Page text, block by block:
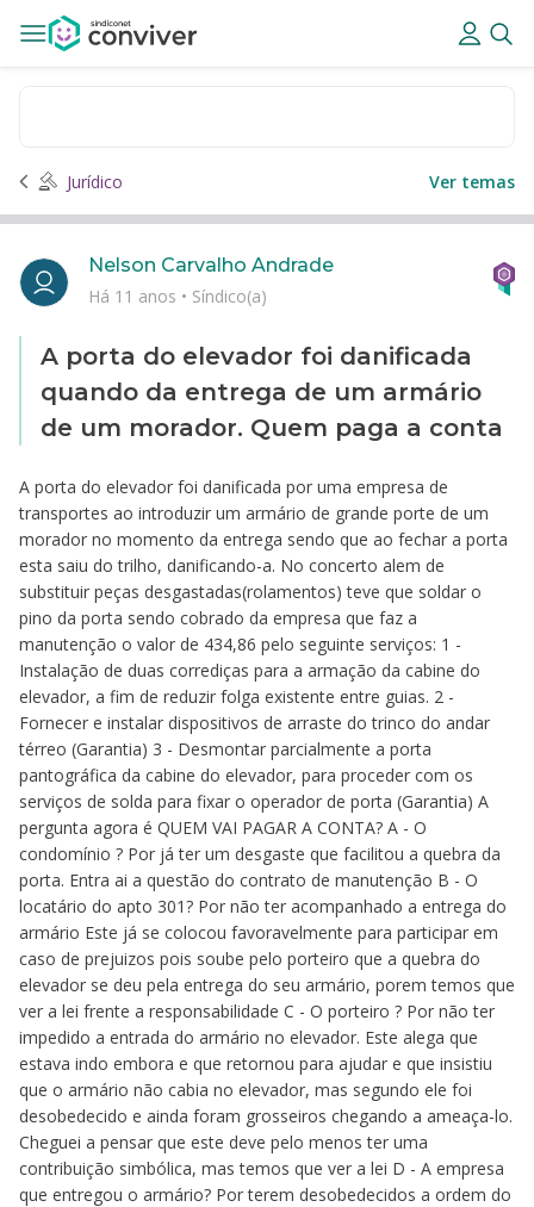
Jurídico Ver temas
A porta do elevador foi danificada
quando da entrega de um armário
de um morador. Quem paga a conta
A porta do elevador foi danificada por uma empresa de
transportes ao introduzir um armário de grande porte de um
morador no momento da entrega sendo que ao fechar a porta
esta saiu do trilho, danificando-a. No concerto alem de
substituir peças desgastadas(rolamentos) teve que soldar o
pino da porta sendo cobrado da empresa que faz a
manutenção o valor de 434,86 pelo seguinte serviços: 1 -
Instalação de duas corrediças para a armação da cabine do
elevador, a fim de reduzir folga existente entre guias. 2 -
Fornecer e instalar dispositivos de arraste do trinco do andar
térreo (Garantia) 3 - Desmontar parcialmente a porta
pantográfica da cabine do elevador, para proceder com os
serviços de solda para fixar o operador de porta (Garantia) A
pergunta agora é QUEM VAI PAGAR A CONTA? A - O
condomínio ? Por já ter um desgaste que facilitou a quebra da
porta. Entra ai a questão do contrato de manutenção B - O
locatário do apto 301? Por não ter acompanhado a entrega do
armário Este já se colocou favoravelmente para participar em
caso de prejuizos pois soube pelo porteiro que a quebra do
elevador se deu pela entrega do seu armário, porem temos que
ver a lei frente a responsabilidade C - O porteiro ? Por não ter
impedido a entrada do armário no elevador. Este alega que
estava indo embora e que retornou para ajudar e que insistiu
que o armário não cabia no elevador, mas segundo ele foi
desobedecido e ainda foram grosseiros chegando a ameaça-lo.
Cheguei a pensar que este deve pelo menos ter uma
contribuição simbólica, mas temos que ver a lei D - A empresa
que entregou o armário? Por terem desobedecidos a ordem do
Nelson Carvalho Andrade
Há 11 anos • Síndico(a)